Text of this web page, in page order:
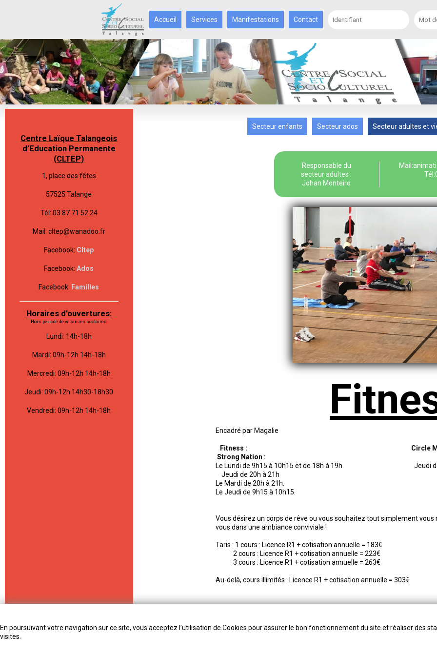
Accueil Services Manifestations Contact
Centre Laïque Talangeois
d’Education Permanente
(CLTEP)
1, place des fêtes
57525 Talange
Tél: 03 87 71 52 24
Mail: cltep@wanadoo.fr
Facebook: Cltep
Facebook:Ados
Facebook: Familles
Horaires d'ouvertures:
Hors periode de vacances scolaires
Lundi: 14h-18h
Mardi: 09h-12h 14h-18h
Mercredi: 09h-12h 14h-18h
Jeudi: 09h-12h 14h30-18h30
Vendredi: 09h-12h 14h-18h
Secteur enfants Secteur ados Secteur adultes et
Responsable du
secteur adultes :
Johan Monteiro
Encadré par Magalie
Fitness :
Circle
Strong Nation :
Le Lundi de 9h15 à 10h15 et de 18h
Jeudi de 20h à 21h
Le Mardi de 20h à 21h.
Le Jeudi de 9h15 à 10h15.
Vous désirez un corps de rêve ou vous souhaitez tout simplement
vous dans une ambiance conviviale !
Taris : 1 cours : Licence R1 + cotisation annuelle = 183€
2cours : Licence R1 + cotisation annuelle = 223€
3 cours : Licence R1 + cotisation annuelle = 263€
Au-delà, cours illimités : Licence R1 + cotisation annuelle = 303€
En poursuivant votre navigation sur ce site, vous acceptez l’utilisation de Cookies pour assurer le bon fonctionnement du site et réaliser des
visites.